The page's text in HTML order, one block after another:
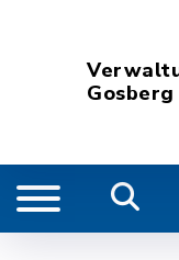
Gosberg